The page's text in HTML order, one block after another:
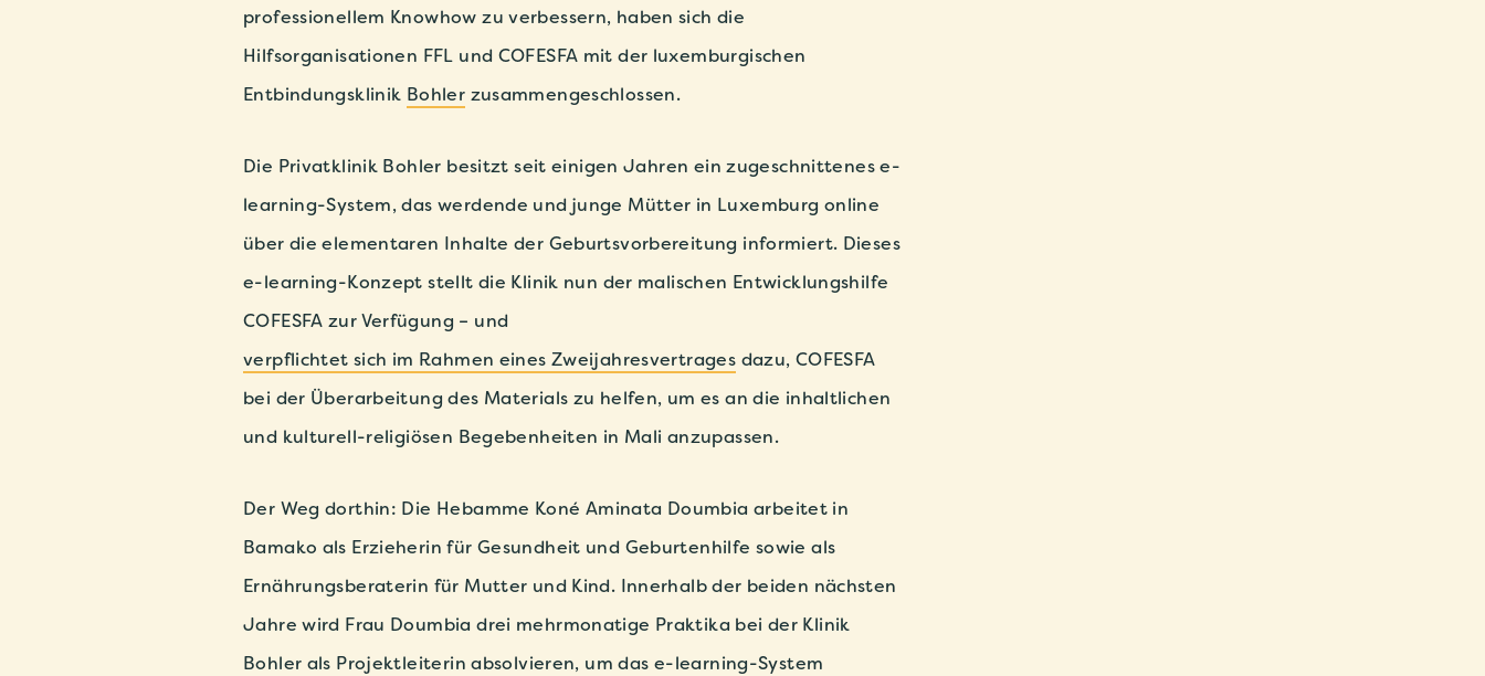
professionellem Knowhow zu verbessern, haben sich die
Hilfsorganisationen FFL und COFESFA mit der luxemburgischen
Entbindungsklinik Bohler zusammengeschlossen.
Die Privatklinik Bohler besitzt seit einigen Jahren ein zugeschnittenes e-
learning-System, das werdende und junge Mütter in Luxemburg online
über die elementaren Inhalte der Geburtsvorbereitung informiert. Dieses
e-learning-Konzept stellt die Klinik nun der malischen Entwicklungshilfe
COFESFA zur Verfügung – und
verpflichtet sich im Rahmen eines Zweijahresvertrages dazu, COFESFA
bei der Überarbeitung des Materials zu helfen, um es an die inhaltlichen
und kulturell-religiösen Begebenheiten in Mali anzupassen.
Der Weg dorthin: Die Hebamme Koné Aminata Doumbia arbeitet in
Bamako als Erzieherin für Gesundheit und Geburtenhilfe sowie als
Ernährungsberaterin für Mutter und Kind. Innerhalb der beiden nächsten
Jahre wird Frau Doumbia drei mehrmonatige Praktika bei der Klinik
Bohler als Projektleiterin absolvieren, um das e-learning-System